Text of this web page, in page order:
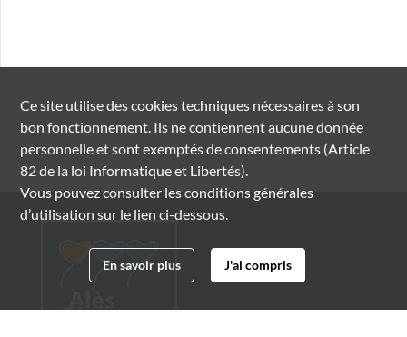
Ce site utilise descookiestechniques nécessaires à son
bon fonctionnement. Ils ne contiennent aucune donnée
personnelle et sont exemptés de consentements (Article
82 de la loi Informatique et Libertés).
Vous pouvez consulter les conditions générales
d’utilisation sur le lien ci-dessous.
En savoir plus J'ai compris